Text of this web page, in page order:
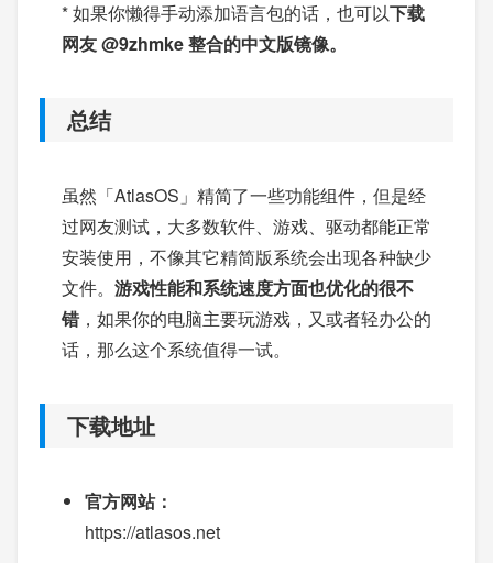
* 如果你懒得手动添加语言包的话，也可以下载
网友 @9zhmke 整合的中文版镜像。
总结
虽然「AtlasOS」精简了一些功能组件，但是经
过网友测试，大多数软件、游戏、驱动都能正常
安装使用，不像其它精简版系统会出现各种缺少
文件。 游戏性能和系统速度方面也优化的很不
错 ，如果你的电脑主要玩游戏，又或者轻办公的
话，那么这个系统值得一试。
下载地址
官方网站：
https://atlasos.net